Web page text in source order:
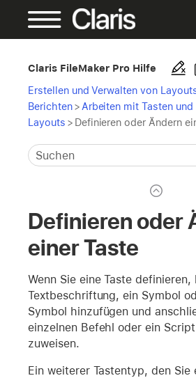
Claris FileMaker Pro Hilfe
Erstellen und Verwalten von
Berichten> Arbeiten mit Tasten
Layouts > Definieren oder Ändern
Definieren oder
einer Taste
Wenn Sie eine Taste definieren,
Textbeschriftung, ein Symbol
Symbol hinzufügen und
einzelnen Befehl oder ein
zuweisen.
Ein weiterer Tastentyp, den Sie